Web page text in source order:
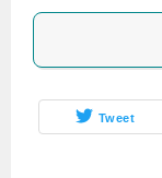
Tweet